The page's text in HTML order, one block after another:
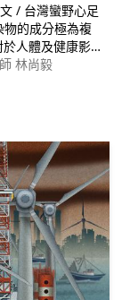
人體及健康影響
，網路及現存文
林尚毅